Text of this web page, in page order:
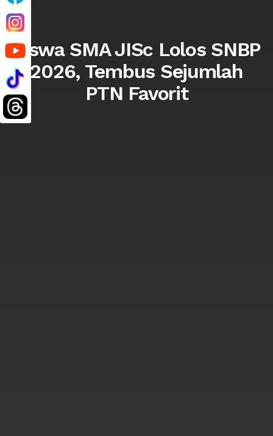
Siswa SMA JISc Lolos SNBP
2026, Tembus Sejumlah
PTN Favorit